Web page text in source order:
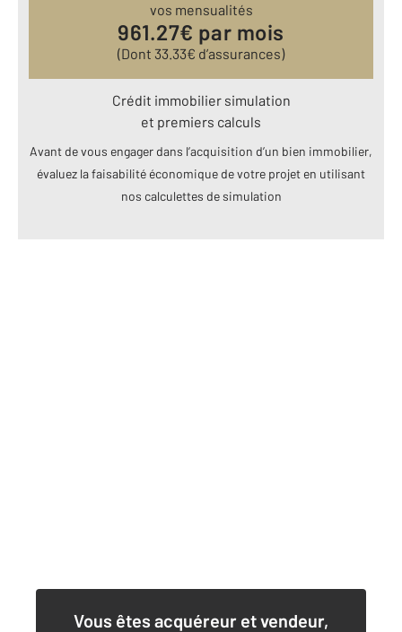
vos mensualités
961.27€ par mois
(Dont 33.33€ d’assurances)
Crédit immobilier simulation
et premiers calculs
Avant de vous engager dans l’acquisition d’un bien immobilier,
évaluez la faisabilité économique de votre projet en utilisant
nos calculettes de simulation
Vous êtes acquéreur et vendeur,